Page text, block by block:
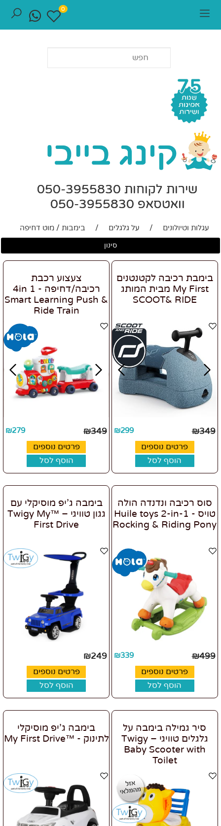
שירות לקוחות 050-3955830
וואטסאפ 050-3955830
0
עגלות וטיולונים / על גלגלים / בימבות / מוט דחיפה
סינון
בימבת רכיבה לקטנטנים
My First מבית המותג
SCOOT& RIDE
₪349
₪299
פרטים נוספים
הוסף לסל
צעצוע רכבת
רכיבה/דחיפה - 4in 1
Smart Learning Push &
Ride Train
₪349
₪279
פרטים נוספים
הוסף לסל
סוס רכיבה ונדנדה הולה
טויס - Huile toys 2-in-1
Rocking & Riding Pony
₪499
₪339
פרטים נוספים
הוסף לסל
בימבה ג’יפ מוסיקלי עם
גגון טוויגי – ™Twigy My
First Drive
₪249
פרטים נוספים
הוסף לסל
סיר גמילה בימבה על
גלגלים טוויגי – Twigy
Baby Scooter with
Toilet
בימבה ג'יפ מוסיקלי
לתינוק - ™My First Drive